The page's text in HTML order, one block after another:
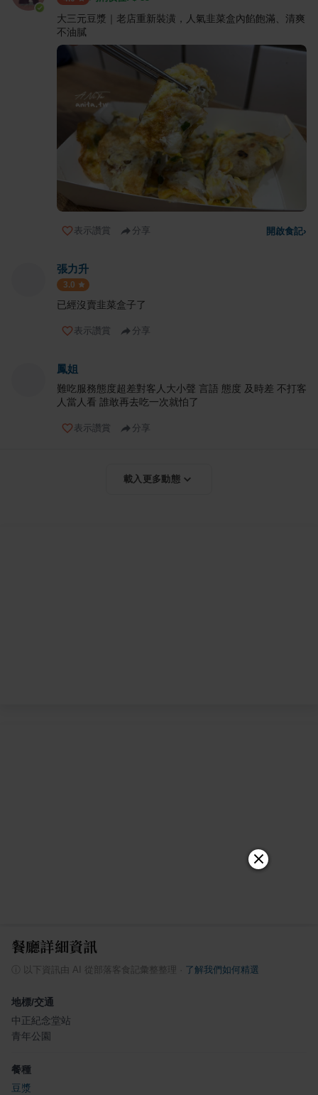
大三元豆漿｜老店重新裝潢，人氣韭菜盒內餡飽滿、清爽
不油膩
表示讚賞 分享 開啟食記›
張力升
3.0
已經沒賣韭菜盒子了
表示讚賞 分享
鳳姐
難吃服務態度超差對客人大小聲 言語 態度 及時差 不打客
人當人看 誰敢再去吃一次就怕了
表示讚賞 分享
載入更多動態
餐廳詳細資訊
ⓘ 以下資訊由 AI 從部落客食記彙整整理 了解我們如何精選
地標/交通
中正紀念堂站
青年公園
餐種
豆漿